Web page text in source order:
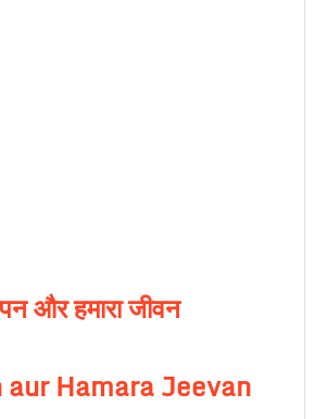
और हमारा जीवन
Hamara Jeevan